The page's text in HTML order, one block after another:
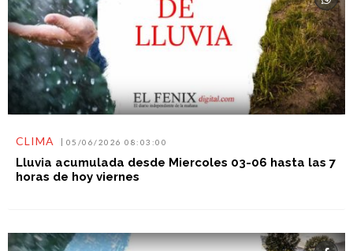
CLIMA 05/06/2026 08:03:00
Lluvia acumulada desde Miercoles 03-06 hasta las 7
horas de hoy viernes